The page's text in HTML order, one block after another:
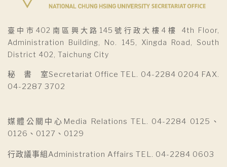
臺中市402南區興大路145號行政大樓4樓 4th Floor,
Administration Building, No. 145, Xingda Road, South
District 402, Taichung City
秘 書 室Secretariat Office TEL. 04-2284 0204 FAX.
04-2287 3702
媒體公關中心Media Relations TEL. 04-2284 0125、
0126、0127、0129
行政議事組Administration Affairs TEL. 04-2284 0603